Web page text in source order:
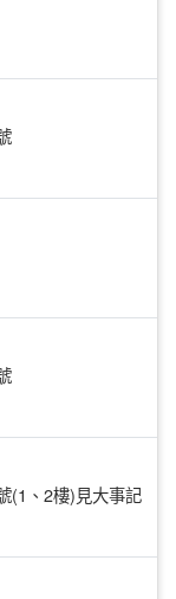
(1、2樓)見大事記